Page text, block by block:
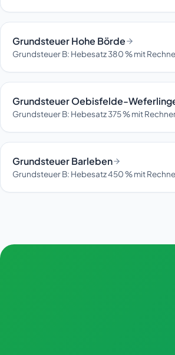
Grundsteuer Hohe Börde
Grundsteuer B: Hebesatz 380 % mit
Grundsteuer Oebisfelde-
Grundsteuer B: Hebesatz 375 % mit
Grundsteuer Barleben
Grundsteuer B: Hebesatz 450 % mit